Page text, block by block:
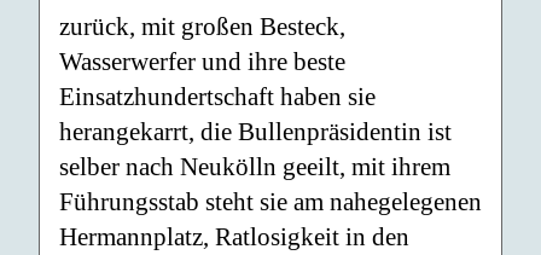
zurück, mit großen Besteck,
Wasserwerfer und ihre beste
Einsatzhundertschaft haben sie
herangekarrt, die Bullenpräsidentin ist
selber nach Neukölln geeilt, mit ihrem
Führungsstab steht sie am nahegelegenen
Hermannplatz, Ratlosigkeit in den